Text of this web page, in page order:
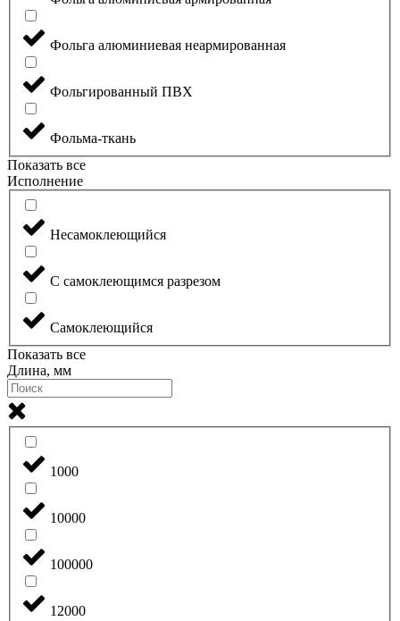
Фольга алюминиевая неармированная
Фольгированный ПВХ
Фольма-ткань
Показать все
Исполнение
Несамоклеющийся
С самоклеющимся разрезом
Самоклеющийся
Показать все
Длина, мм
1000
10000
100000
12000